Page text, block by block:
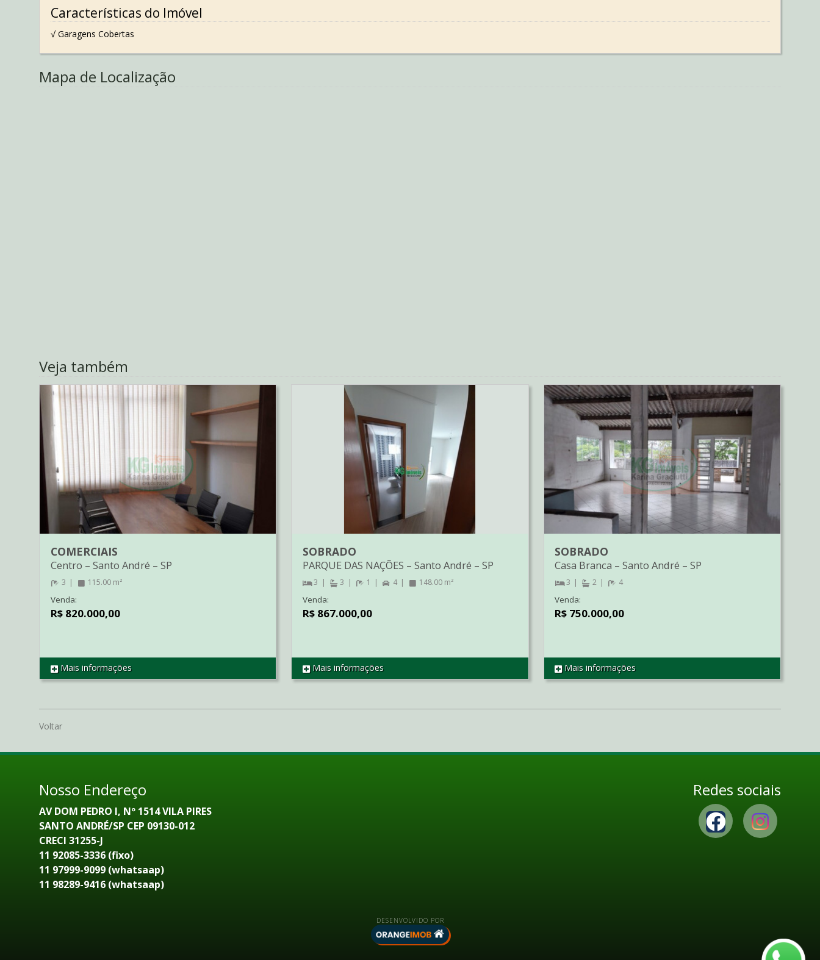
Características do Imóvel
√ Garagens Cobertas
Mapa de Localização
Veja também
REF SL3092
COMERCIAIS
Centro – Santo André – SP
3 115.00 m²
Venda:
R$ 820.000,00
Mais informações REF SO01496
SOBRADO
PARQUE DAS NAÇÕES – Santo André – SP
3 3 1 4 148.00 m²
Venda:
R$ 867.000,00
Mais informações REF SO1176
SOBRADO
Casa Branca –Santo André –SP
3 2 4
Venda:
R$ 750.000,00
Mais informações
Voltar
Nosso Endereço
AV DOM PEDRO I, Nº 1514 VILA PIRES
SANTO ANDRÉ/SP CEP 09130-012
CRECI 31255-J
11 92085-3336 (fixo)
11 97999-9099 (whatsaap)
11 98289-9416 (whatsaap)
Redes sociais
DESENVOLVIDO POR